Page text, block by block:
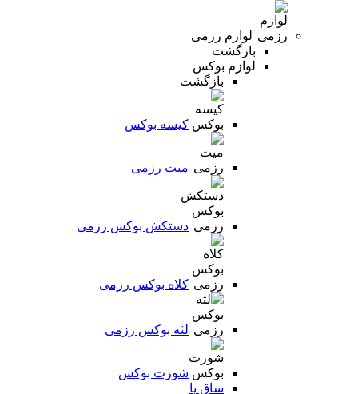
لوازم رزمی
بازگشت
لوازم بوکس
بازگشت
کیسه بوکس
میت رزمی
دستکش بوکس رزمی
کلاه بوکس رزمی
لثه بوکس رزمی
شورت بوکس
ساق پا